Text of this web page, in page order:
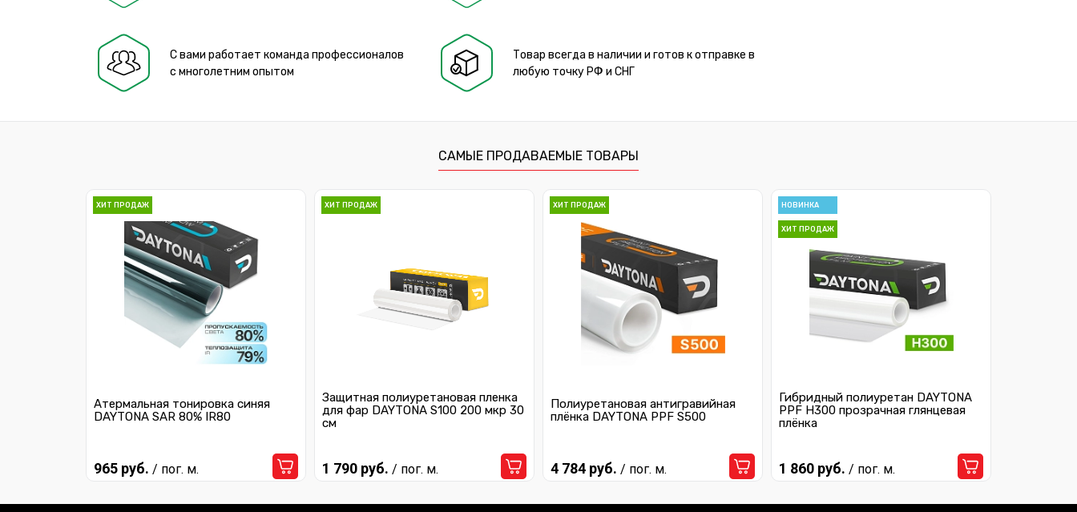
С вами работает команда профессионалов
с многолетним опытом
Товар всегда в наличии и готов к отправке в
любую точку РФ и СНГ
САМЫЕ ПРОДАВАЕМЫЕ ТОВАРЫ
ХИТ ПРОДАЖ
Атермальная тонировка синяя
DAYTONA SAR 80% IR80
965 руб. / пог. м.
ХИТ ПРОДАЖ
Защитная полиуретановая пленка
для фар DAYTONA S100 200 мкр 30
см
1 790 руб. / пог. м.
ХИТ ПРОДАЖ
Полиуретановая антигравийная
плёнка DAYTONA PPF S500
4 784 руб. / пог. м.
НОВИНКА
ХИТ ПРОДАЖ
Гибридный полиуретан DAYTONA
PPF H300 прозрачная глянцевая
плёнка
1 860 руб. / пог. м.